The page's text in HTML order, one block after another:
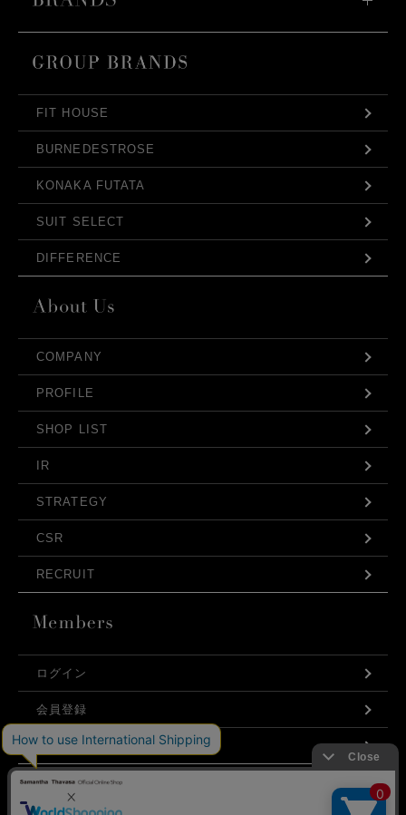
FIT HOUSE
BURNEDESTROSE
KONAKA FUTATA
SUIT SELECT
DIFFERENCE
COMPANY
PROFILE
SHOP LIST
IR
STRATEGY
CSR
RECRUIT
ログイン
会員登録
利用規約
お問い合わせ
弊社はCookieを利用し、Webの利便性向上に努め